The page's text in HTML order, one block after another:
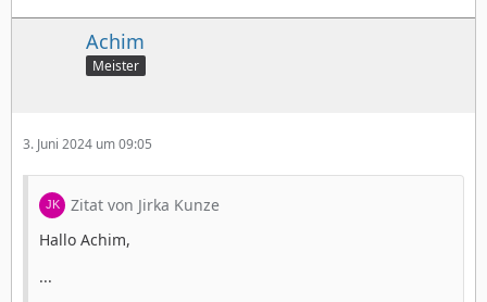
Achim
Meister
3. Juni 2024 um 09:05
Zitat von Jirka Kunze
Hallo Achim,
...